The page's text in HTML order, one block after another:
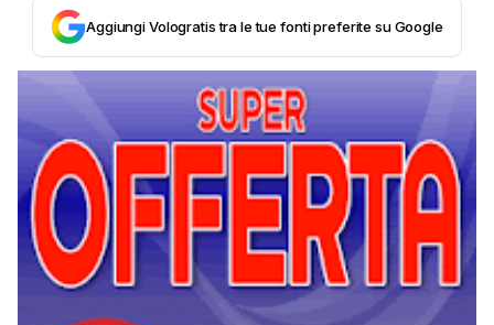
Aggiungi Vologratis tra le tue fonti preferite su Google